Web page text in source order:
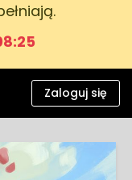
Zaloguj się